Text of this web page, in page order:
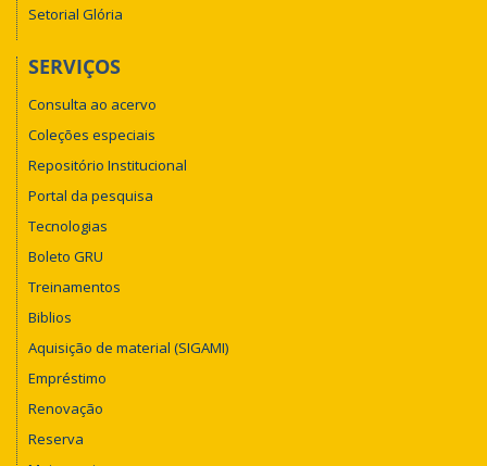
Setorial Glória
SERVIÇOS
Consulta ao acervo
Coleções especiais
Repositório Institucional
Portal da pesquisa
Tecnologias
Boleto GRU
Treinamentos
Biblios
Aquisição de material (SIGAMI)
Empréstimo
Renovação
Reserva